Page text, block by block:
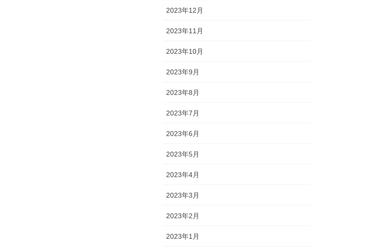
2023年12月
2023年11月
2023年10月
2023年9月
2023年8月
2023年7月
2023年6月
2023年5月
2023年4月
2023年3月
2023年2月
2023年1月